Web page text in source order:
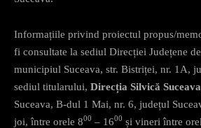
Informațiile privind proiectul propus/
fi consultate la sediul Direcției Județene
municipiul Suceava, str. Bistriței, nr. 1A,
sediul titularului, Direcția Silvică
Suceava, B-dul 1 Mai, nr. 6, județul
joi, între orele 800 – 1600 și vineri între